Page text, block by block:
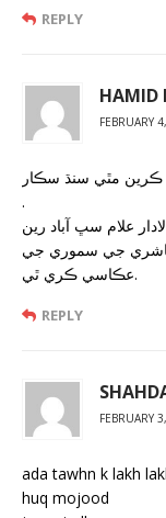
REPLY
HAMID
FEBRUARY
.
علام سڀ آباد رين
جي سموري جي
عڪاسي ڪري ٿي.
REPLY
FEBRUARY
ada tawhn k lakh
huq mojood